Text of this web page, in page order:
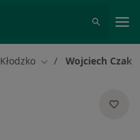
Kłodzko Zmień miasto
Wojciech Czak